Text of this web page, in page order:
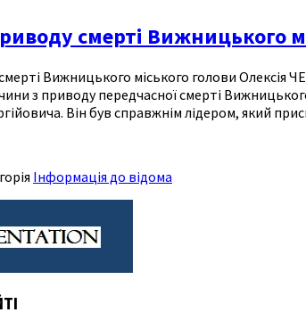
смерті Вижницького
Вижницького міського голови
з приводу передчасної смерті
Він був справжнім лідером, який
Інформація до відома